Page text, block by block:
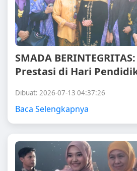
SMADA
Prestasi di Hari
Dibuat: 2026-07-13 04:37:26
Baca Selengkapnya